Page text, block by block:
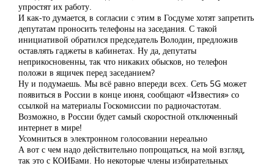
упростят их работу.
И как-то думается, в согласии с этим в Госдуме хотят запретить
депутатам проносить телефоны на заседания. С такой
инициативой обратился председатель Володин, предложив
оставлять гаджеты в кабинетах. Ну да, депутаты
неприкосновенны, так что никаких обысков, но телефон
положи в ящичек перед заседанием?
Ну и подумаешь. Мы всё равно впереди всех. Сеть 5G может
появиться в России в конце июня, сообщают «Известия» со
ссылкой на материалы Госкомиссии по радиочастотам.
Возможно, в России будет самый скоростной отключенный
интернет в мире!
Усомниться в электронном голосовании нереально
А вот с чем надо действительно попрощаться, на мой взгляд,
так это с КОИБами. Но некоторые члены избирательных